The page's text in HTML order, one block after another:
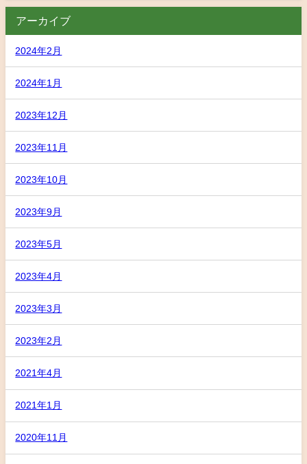
アーカイブ
2024年2月
2024年1月
2023年12月
2023年11月
2023年10月
2023年9月
2023年5月
2023年4月
2023年3月
2023年2月
2021年4月
2021年1月
2020年11月